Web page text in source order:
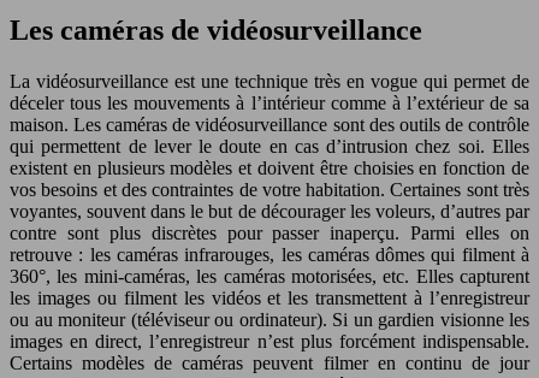
Les caméras de vidéosurveillance
La vidéosurveillance est une technique très en vogue qui permet de
déceler tous les mouvements à l’intérieur comme à l’extérieur de sa
maison. Les caméras de vidéosurveillance sont des outils de contrôle
qui permettent de lever le doute en cas d’intrusion chez soi. Elles
existent en plusieurs modèles et doivent être choisies en fonction de
vos besoins et des contraintes de votre habitation. Certaines sont très
voyantes, souvent dans le but de décourager les voleurs, d’autres par
contre sont plus discrètes pour passer inaperçu. Parmi elles on
retrouve : les caméras infrarouges, les caméras dômes qui filment à
360°, les mini-caméras, les caméras motorisées, etc. Elles capturent
les images ou filment les vidéos et les transmettent à l’enregistreur
ou au moniteur (téléviseur ou ordinateur). Si un gardien visionne les
images en direct, l’enregistreur n’est plus forcément indispensable.
Certains modèles de caméras peuvent filmer en continu de jour